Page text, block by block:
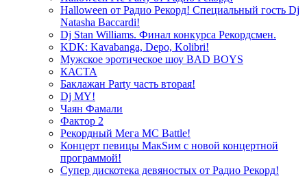
Halloween от Радио Рекорд! Специальный гость Dj
Natasha Baccardi!
Dj Stan Williams. Финал конкурса Рекордсмен.
KDK: Kavabanga, Depo, Kolibri!
Мужское эротическое шоу BAD BOYS
КАСТА
Баклажан Party часть вторая!
Dj MY!
Чаян Фамали
Фактор 2
Рекордный Мега МС Battle!
Концерт певицы МакSим с новой концертной
программой!
Супер дискотека девяностых от Радио Рекорд!